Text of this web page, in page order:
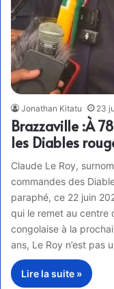
Jonathan Kitatu 23
Brazzaville :À
les Diables
Claude Le Roy,
commandes des
paraphé, ce 22 juin
qui le remet au centre
congolaise à la
ans, Le Roy n’est pas
Lire la suite »